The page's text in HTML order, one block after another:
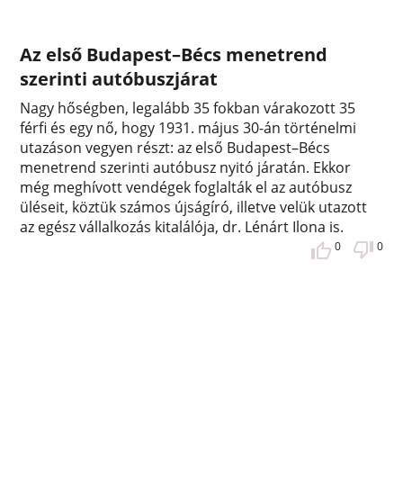
Az első Budapest–Bécs menetrend
szerinti autóbuszjárat
Nagy hőségben, legalább 35 fokban várakozott 35
férfi és egy nő, hogy 1931. május 30-án történelmi
utazáson vegyen részt: az első Budapest–Bécs
menetrend szerinti autóbusz nyitó járatán. Ekkor
még meghívott vendégek foglalták el az autóbusz
üléseit, köztük számos újságíró, illetve velük utazott
az egész vállalkozás kitalálója, dr. Lénárt Ilona is.
0 0